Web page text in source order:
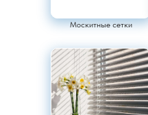
Москитные сетки